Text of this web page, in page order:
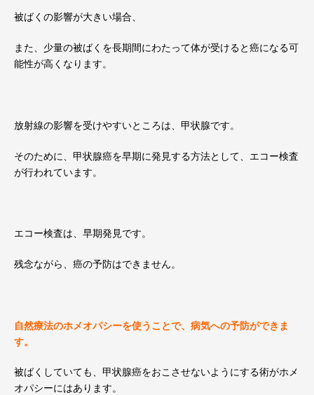
被ばくの影響が大きい場合、
また、少量の被ばくを長期間にわたって体が受けると癌になる可
能性が高くなります。
放射線の影響を受けやすいところは、甲状腺です。
そのために、甲状腺癌を早期に発見する方法として、エコー検査
が行われています。
エコー検査は、早期発見です。
残念ながら、癌の予防はできません。
自然療法のホメオパシーを使うことで、病気への予防ができま
す。
被ばくしていても、甲状腺癌をおこさせないようにする術がホメ
オパシーにはあります。